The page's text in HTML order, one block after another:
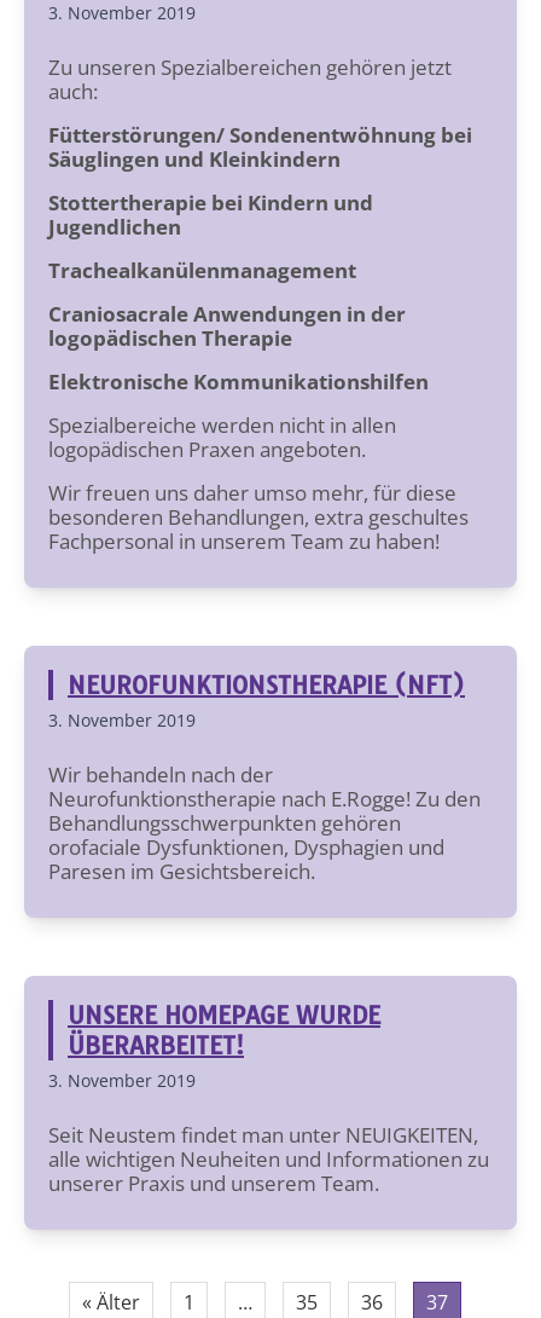
3. November 2019
Zu unseren Spezialbereichen gehören jetzt
auch:
Fütterstörungen/ Sondenentwöhnung bei
Säuglingen und Kleinkindern
Stottertherapie bei Kindern und
Jugendlichen
Trachealkanülenmanagement
Craniosacrale Anwendungen in der
logopädischen Therapie
Elektronische Kommunikationshilfen
Spezialbereiche werden nicht in allen
logopädischen Praxen angeboten.
Wir freuen uns daher umso mehr, für diese
besonderen Behandlungen, extra geschultes
Fachpersonal in unserem Team zu haben!
NEUROFUNKTIONSTHERAPIE (NFT)
3. November 2019
Wir behandeln nach der
Neurofunktionstherapie nach E.Rogge! Zu den
Behandlungsschwerpunkten gehören
orofaciale Dysfunktionen, Dysphagien und
Paresen im Gesichtsbereich.
UNSERE HOMEPAGE WURDE
ÜBERARBEITET!
3. November 2019
Seit Neustem findet man unter NEUIGKEITEN,
alle wichtigen Neuheiten und Informationen zu
unserer Praxis und unserem Team.
« Älter 1 … 35 36 37